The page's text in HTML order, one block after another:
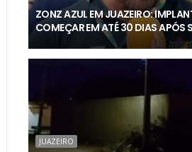
ZONZ AZUL EM JUAZEIRO:
COMEÇAR EM ATÉ 30 DIAS APÓS
JUAZEIRO